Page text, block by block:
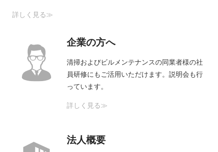
詳しく見る≫
企業の方へ
清掃およびビルメンテナンスの同業者様の社
員研修にもご活用いただけます。説明会も行
っています。
詳しく見る≫
法人概要